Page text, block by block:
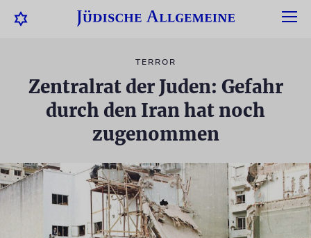
TERROR
Zentralrat der Juden: Gefahr
durch den Iran hat noch
zugenommen